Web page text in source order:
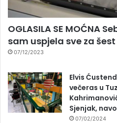
OGLASILA SE MOĆNA
sam uspjela sve za
07/12/2023
Elvis
večeras u
Sjenjak,
07/02/2024